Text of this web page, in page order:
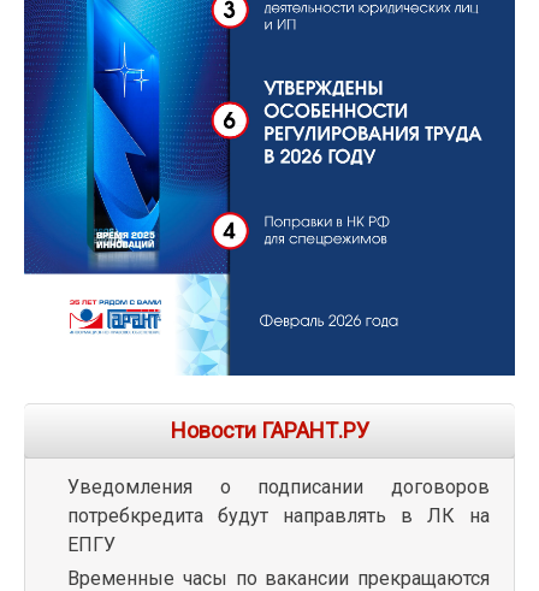
Новости ГАРАНТ.РУ
Уведомления о подписании договоров
потребкредита будут направлять в ЛК на
ЕПГУ
Временные часы по вакансии прекращаются